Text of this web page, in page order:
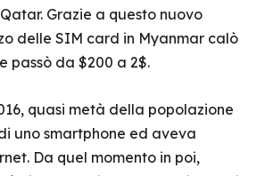
Grazie a questo nuovo
delle SIM card in Myanmar calò
passò da $200 a 2$.
quasi metà della popolazione
uno smartphone ed aveva
Da quel momento in poi,